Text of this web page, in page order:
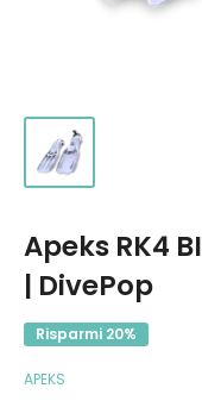
Apeks RK4
| DivePop
Risparmi 20%
APEKS